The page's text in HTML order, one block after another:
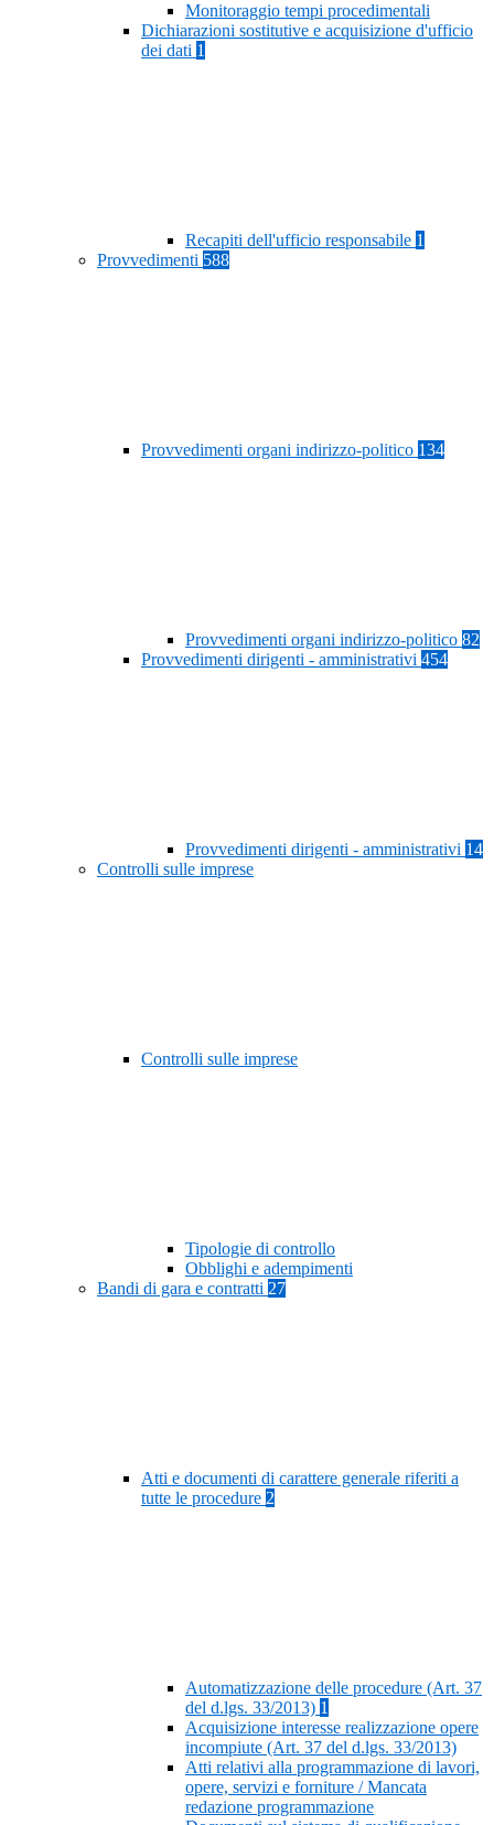
Monitoraggio tempi procedimentali
Dichiarazioni sostitutive e acquisizione d'ufficio
dei dati 1
Recapiti dell'ufficio responsabile 1
Provvedimenti 588
Provvedimenti organi indirizzo-politico 134
Provvedimenti organi indirizzo-politico 82
Provvedimenti dirigenti - amministrativi 454
Provvedimenti dirigenti - amministrativi 14
Controlli sulle imprese
Controlli sulle imprese
Tipologie di controllo
Obblighi e adempimenti
Bandi di gara e contratti 27
Atti e documenti di carattere generale riferiti a
tutte le procedure 2
Automatizzazione delle procedure (Art. 37
del d.lgs. 33/2013) 1
Acquisizione interesse realizzazione opere
incompiute (Art. 37 del d.lgs. 33/2013)
Atti relativi alla programmazione di lavori,
opere, servizi e forniture / Mancata
redazione programmazione